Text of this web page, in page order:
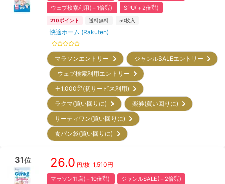
ウェブ検索利用(＋1倍㌽)
SPU(＋2倍㌽)
210ポイント 送料無料 50枚入
快適ホーム (Rakuten)
マラソンエントリー
ジャンルSALEエントリー
ウェブ検索利用エントリー
＋1,000㌽(初サービス利用)
ラクマ(買い回りに)
楽券(買い回りに)
サーティワン(買い回りに)
食パン袋(買い回りに)
31位 26.0 円/枚 1,510円
マラソン11店(＋10倍㌽) ジャンルSALE(＋2倍㌽)